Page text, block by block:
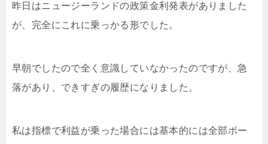
昨日はニュージーランドの政策金利発表がありました
が、完全にこれに乗っかる形でした。
早朝でしたので全く意識していなかったのですが、急
落があり、できすぎの履歴になりました。
私は指標で利益が乗った場合には基本的には全部ボー